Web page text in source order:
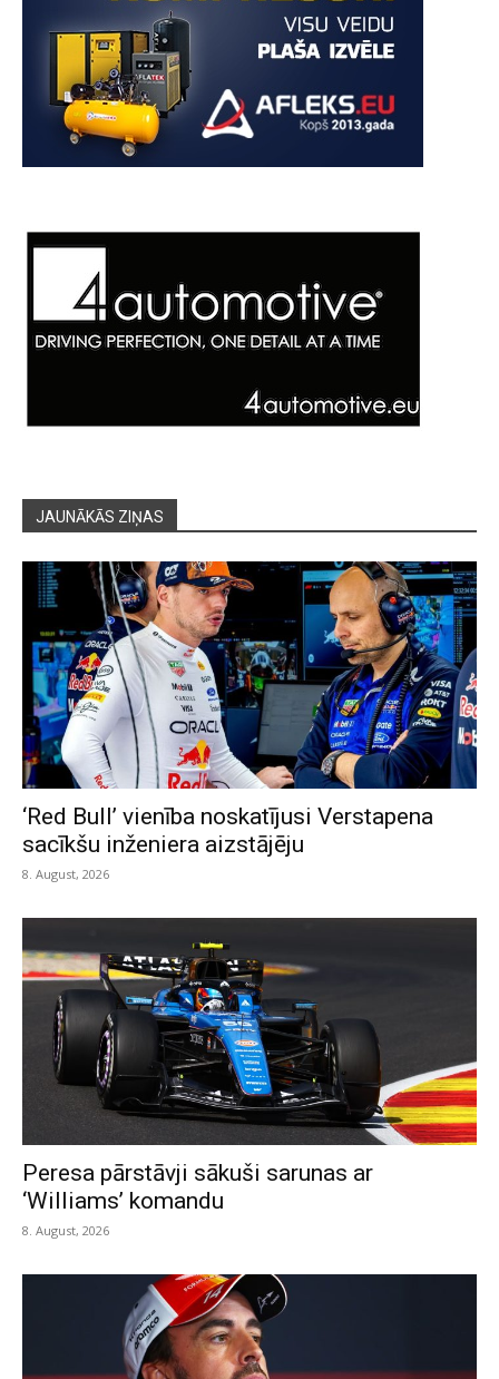
JAUNĀKĀS ZIŅAS
‘Red Bull’ vienība noskatījusi Verstapena
sacīkšu inženiera aizstājēju
8. August, 2026
Peresa pārstāvji sākuši sarunas ar
‘Williams’ komandu
8. August, 2026